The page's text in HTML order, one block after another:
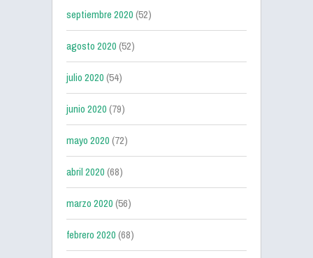
septiembre 2020(52)
agosto 2020(52)
julio 2020(54)
junio 2020(79)
mayo 2020(72)
abril 2020(68)
marzo 2020(56)
febrero 2020(68)